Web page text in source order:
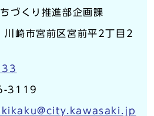
づくり推進部企画課
崎市宮前区宮前平2丁目2
3119